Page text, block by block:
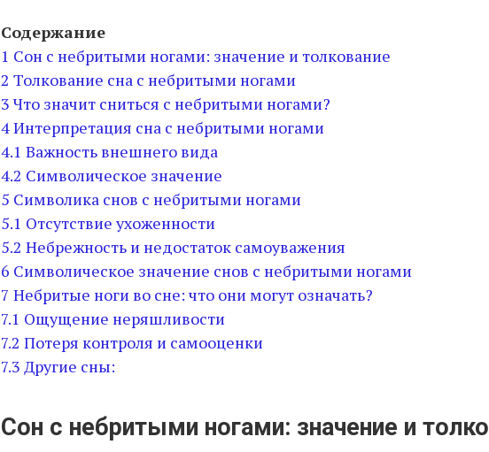
Содержание
1 Сон с небритыми ногами: значение и толкование
2 Толкование сна с небритыми ногами
3 Что значит сниться с небритыми ногами?
4Интерпретация сна с небритыми ногами
4.1 Важность внешнего вида
4.2 Символическое значение
5 Символика снов с небритыми ногами
5.1 Отсутствие ухоженности
5.2 Небрежность и недостаток самоуважения
6 Символическое значение снов с небритыми ногами
7 Небритые ноги во сне: что они могут означать?
7.1 Ощущение неряшливости
7.2 Потеря контроля и самооценки
7.3 Другие сны:
Сон с небритыми ногами: значение и